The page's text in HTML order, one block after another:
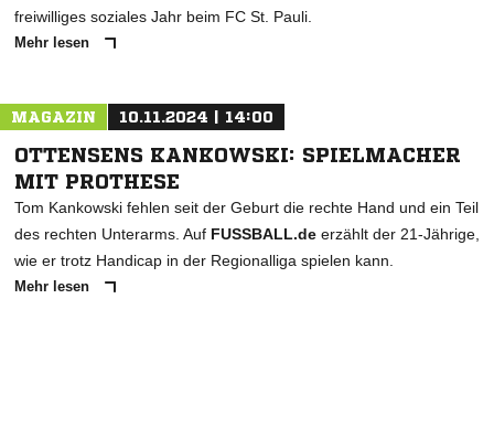
freiwilliges soziales Jahr beim FC St. Pauli.
Mehr lesen
MAGAZIN 10.11.2024 | 14:00
OTTENSENS KANKOWSKI: SPIELMACHER
MIT PROTHESE
Tom Kankowski fehlen seit der Geburt die rechte Hand und ein Teil
des rechten Unterarms. Auf FUSSBALL.de erzählt der 21-Jährige,
wie er trotz Handicap in der Regionalliga spielen kann.
Mehr lesen